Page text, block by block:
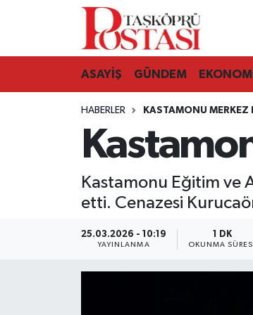
ASAYİŞ GÜNDEM EKONOMİ
HABERLER KASTAMONU MERKEZ
Kastamonu Eğitim ve
etti. Cenazesi
25.03.2026 - 10:19
YAYINLANMA
1 DK
OKUNMA SÜRESI
Kastamonu Vefat Edenler
Araç Haberleri
Azdavay Haberleri
Bozkurt Haberleri